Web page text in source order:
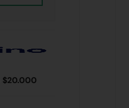
$20.000